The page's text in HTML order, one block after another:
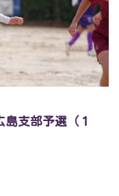
支部予選（１